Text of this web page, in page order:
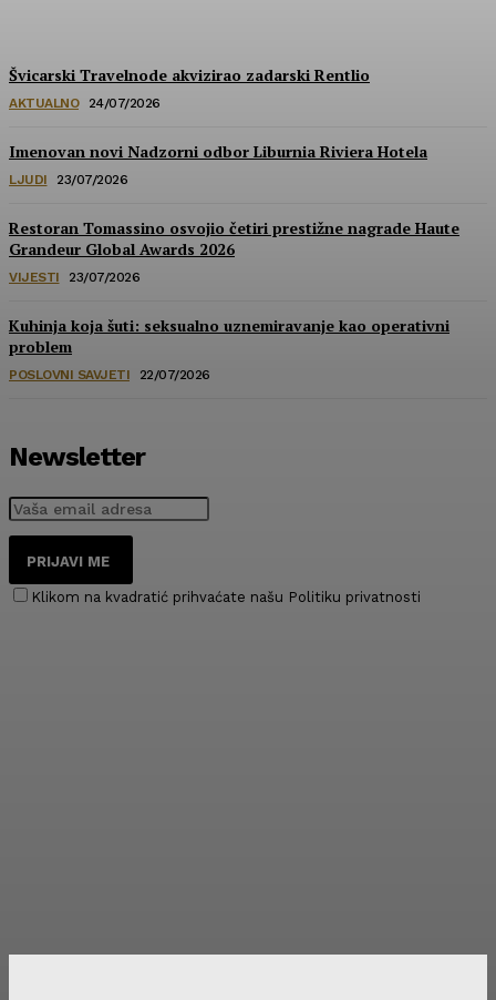
Švicarski Travelnode akvizirao zadarski Rentlio
AKTUALNO 24/07/2026
Imenovan novi Nadzorni odbor Liburnia Riviera Hotela
LJUDI 23/07/2026
Restoran Tomassino osvojio četiri prestižne nagrade Haute
Grandeur Global Awards 2026
VIJESTI 23/07/2026
Kuhinja koja šuti: seksualno uznemiravanje kao operativni
problem
POSLOVNI SAVJETI 22/07/2026
Newsletter
PRIJAVI ME
Klikom na kvadratić prihvaćate našu Politiku privatnosti